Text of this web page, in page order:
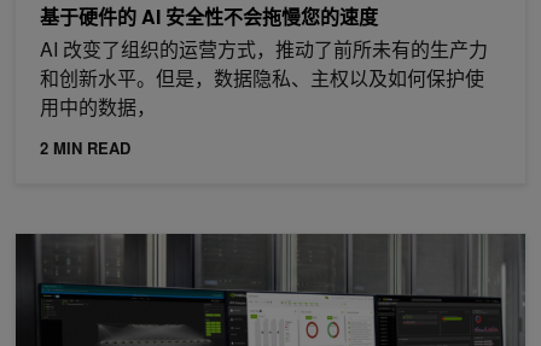
基于硬件的 AI 安全性不会拖慢您的速度
AI 改变了组织的运营方式，推动了前所未有的生产力
和创新水平。但是，数据隐私、主权以及如何保护使
用中的数据，
2 MIN READ
借助 NVIDIA Quantum InfiniBand 实现一键式多租户安全